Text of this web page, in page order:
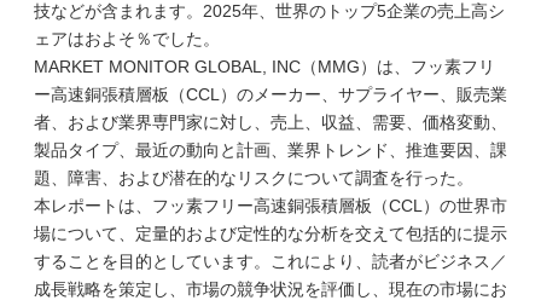
技などが含まれます。2025年、世界のトップ5企業の売上高シ
ェアはおよそ％でした。
MARKET MONITOR GLOBAL, INC（MMG）は、フッ素フリ
ー高速銅張積層板（CCL）のメーカー、サプライヤー、販売業
者、および業界専門家に対し、売上、収益、需要、価格変動、
製品タイプ、最近の動向と計画、業界トレンド、推進要因、課
題、障害、および潜在的なリスクについて調査を行った。
本レポートは、フッ素フリー高速銅張積層板（CCL）の世界市
場について、定量的および定性的な分析を交えて包括的に提示
することを目的としています。これにより、読者がビジネス／
成長戦略を策定し、市場の競争状況を評価し、現在の市場にお